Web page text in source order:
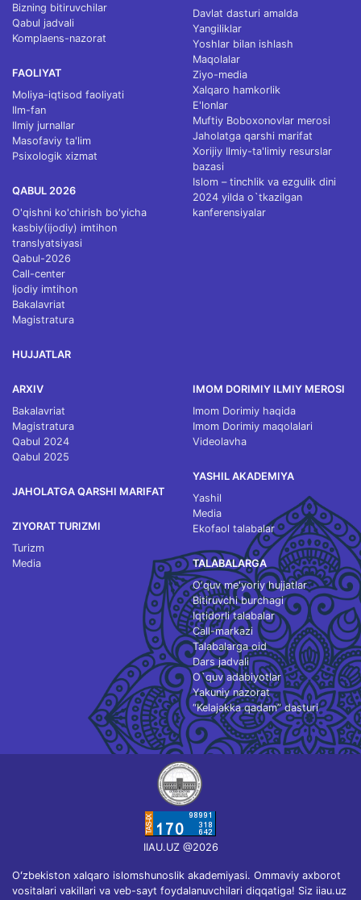
Bizning bitiruvchilar
Qabul jadvali
Komplaens-nazorat
FAOLIYAT
Moliya-iqtisod faoliyati
Ilm-fan
Ilmiy jurnallar
Masofaviy ta'lim
Psixologik xizmat
QABUL 2026
O'qishni ko'chirish bo'yicha
kasbiy(ijodiy) imtihon
translyatsiyasi
Qabul-2026
Call-center
Ijodiy imtihon
Bakalavriat
Magistratura
HUJJATLAR
Davlat dasturi amalda
Yangiliklar
Yoshlar bilan ishlash
Maqolalar
Ziyo-media
Xalqaro hamkorlik
E'lonlar
Muftiy Boboxonovlar merosi
Jaholatga qarshi marifat
Xorijiy Ilmiy-ta'limiy resurslar
bazasi
Islom – tinchlik va ezgulik dini
2024 yilda o`tkazilgan
kanferensiyalar
ARXIV
Bakalavriat
Magistratura
Qabul 2024
Qabul 2025
JAHOLATGA QARSHI MARIFAT
ZIYORAT TURIZMI
Turizm
Media
IMOM DORIMIY ILMIY MEROSI
Imom Dorimiy haqida
Imom Dorimiy maqolalari
Videolavha
YASHIL AKADEMIYA
Yashil
Media
Ekofaol talabalar
TALABALARGA
O‘quv me'yoriy hujjatlar
Bitiruvchi burchagi
Iqtidorli talabalar
Call-markazi
Talabalarga oid
Dars jadvali
O`quv adabiyotlar
Yakuniy nazorat
“Kelajakka qadam” dasturi
IIAU.UZ @2026
Oʻzbekiston xalqaro islomshunoslik akademiyasi. Ommaviy axborot
vositalari vakillari va veb-sayt foydalanuvchilari diqqatiga! Siz iiau.uz